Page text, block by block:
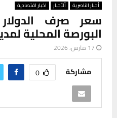
أخبار الناصرية ألأخبار اخبار اقتصادية
سعر صرف
البورصة المحلية
17 مارس، 2026
مشاركة 0